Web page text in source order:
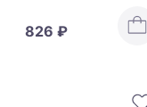
маточным молочком и
826 ₽